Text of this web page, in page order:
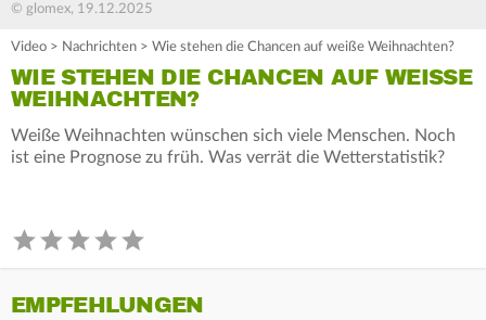
© glomex, 19.12.2025
Video > Nachrichten > Wie stehen die Chancen auf weiße Weihnachten?
WIE STEHEN DIE CHANCEN AUF WEISSE W
EIHNACHTEN?
Weiße Weihnachten wünschen sich viele Menschen. Noch
ist eine Prognose zu früh. Was verrät die Wetterstatistik?
EMPFEHLUNGEN